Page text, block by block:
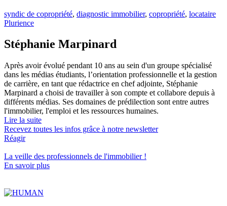
syndic de copropriété, diagnostic immobilier, copropriété, locataire
Plurience
Stéphanie Marpinard
Après avoir évolué pendant 10 ans au sein d'un groupe spécialisé
dans les médias étudiants, l’orientation professionnelle et la gestion
de carrière, en tant que rédactrice en chef adjointe, Stéphanie
Marpinard a choisi de travailler à son compte et collabore depuis à
différents médias. Ses domaines de prédilection sont entre autres
l'immobilier, l'emploi et les ressources humaines.
Lire la suite
Recevez toutes les infos grâce à notre newsletter
Réagir
La veille des professionnels de l'immobilier!
En savoir plus